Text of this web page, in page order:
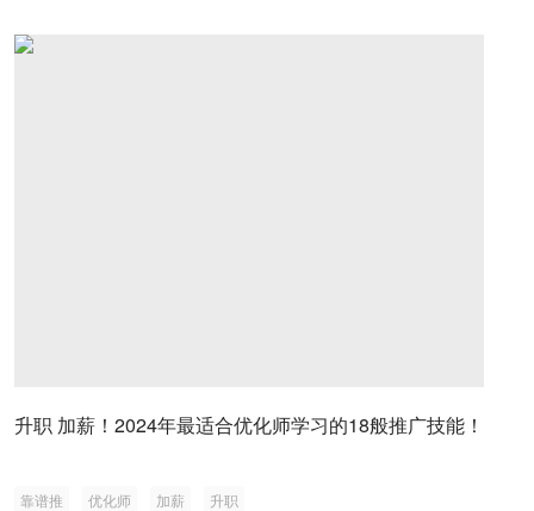
升职 加薪！2024年最适合优化师学习的18般推广技能！
靠谱推 优化师 加薪 升职